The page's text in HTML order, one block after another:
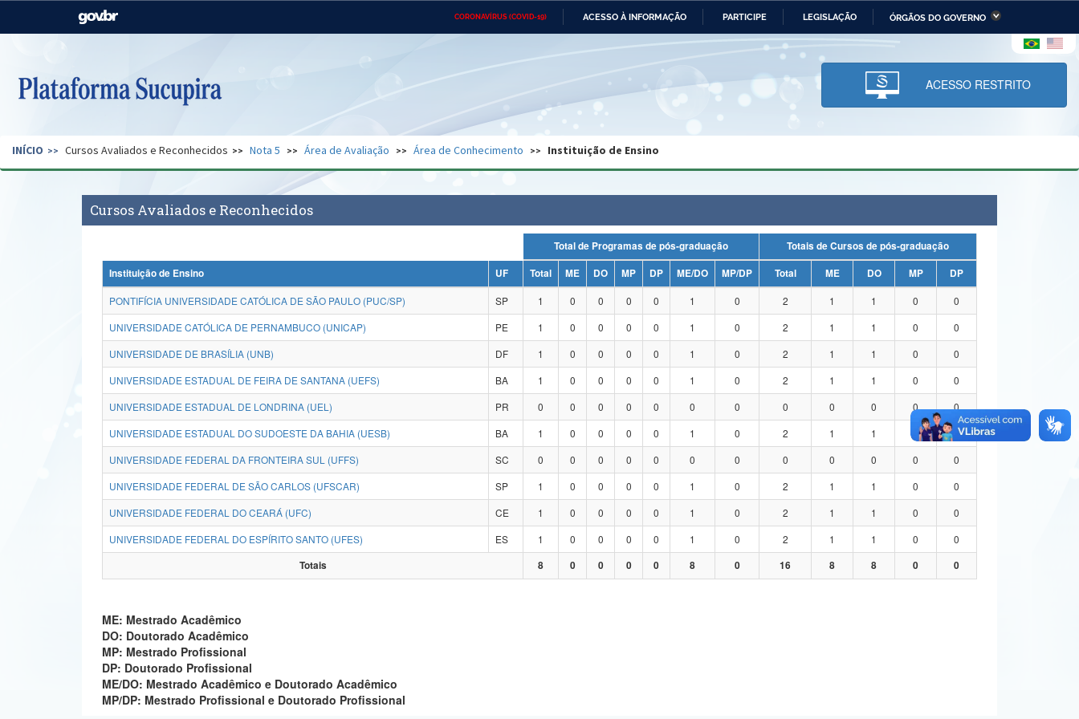
CORONAVÍRUS (COVID-19) ACESSO À INFORMAÇÃO PARTICIPE LEGISLAÇÃO ÓRGÃOS DO GOVERNO
Casa Civil Ministério das Relações Ministério da Economia Ministério da Infraestrutura
Pecuária e Abastecimento
Ministério da Ciência,
Tecnologia, Inovações e
Comunicações
Ministério do Desenvolvimento
Regional e dos Direitos Humanos
Secretaria de Governo Gabinete de Segurança Advocacia-Geral da União Banco Central do Brasil Planalto
ACESSO RESTRITO
INÍCIO Cursos Avaliados e Reconhecidos Nota 5 Área de Avaliação Área de Conhecimento Instituição de Ensino
Cursos Avaliados e Reconhecidos
Total de Programas de pós-graduação
Totais de Cursos de pós-graduação
Instituição de Ensino
UF Total ME DO MP DP ME/DO MP/DP Total ME DO MP
DP
PONTIFÍCIA UNIVERSIDADE CATÓLICA DE SÃO PAULO (PUC/SP)
SP 1 0 0 0 0 1 0 2 1 1 0
0
UNIVERSIDADE CATÓLICA DE PERNAMBUCO (UNICAP)
PE 1 0 0 0 0 1 0 2 1 1 0
0
UNIVERSIDADE DE BRASÍLIA (UNB)
DF 1 0 0 0 0 1 0 2 1 1 0
0
UNIVERSIDADE ESTADUAL DE FEIRA DE SANTANA (UEFS)
BA 1 0 0 0 0 1 0 2 1 1 0
0
UNIVERSIDADE ESTADUAL DE LONDRINA (UEL)
PR 0 0 0 0 0 0 0 0 0 0 0
0
UNIVERSIDADE ESTADUAL DO SUDOESTE DA BAHIA (UESB)
BA 1 0 0 0 0 1 0 2 1 1
0
UNIVERSIDADE FEDERAL DA FRONTEIRA SUL (UFFS)
SC 0 0 0 0 0 0 0 0 0 0 0
0
UNIVERSIDADE FEDERAL DE SÃO CARLOS (UFSCAR)
SP 1 0 0 0 0 1 0 2 1 1 0
0
UNIVERSIDADE FEDERAL DO CEARÁ (UFC)
CE 1 0 0 0 0 1 0 2 1 1 0
0
UNIVERSIDADE FEDERAL DO ESPÍRITO SANTO (UFES)
ES 1 0 0 0 0 1 0 2 1 1 0
0
Totais
8 0 0 0 0 8 0 16 8 8 0 0
ME: Mestrado Acadêmico
DO: Doutorado Acadêmico
MP: Mestrado Profissional
DP: Doutorado Profissional
ME/DO: Mestrado Acadêmico e Doutorado Acadêmico
MP/DP: Mestrado Profissional e Doutorado Profissional